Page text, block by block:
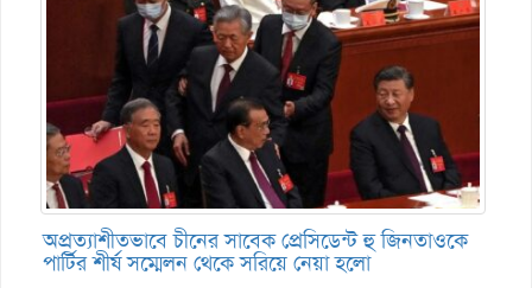
অপ্রত্যাশীতভাবে চীনের সাবেক প্রেসিডেন্ট হু জিনতাওকে
পার্টির শীর্ষ সম্মেলন থেকে সরিয়ে নেয়া হলো